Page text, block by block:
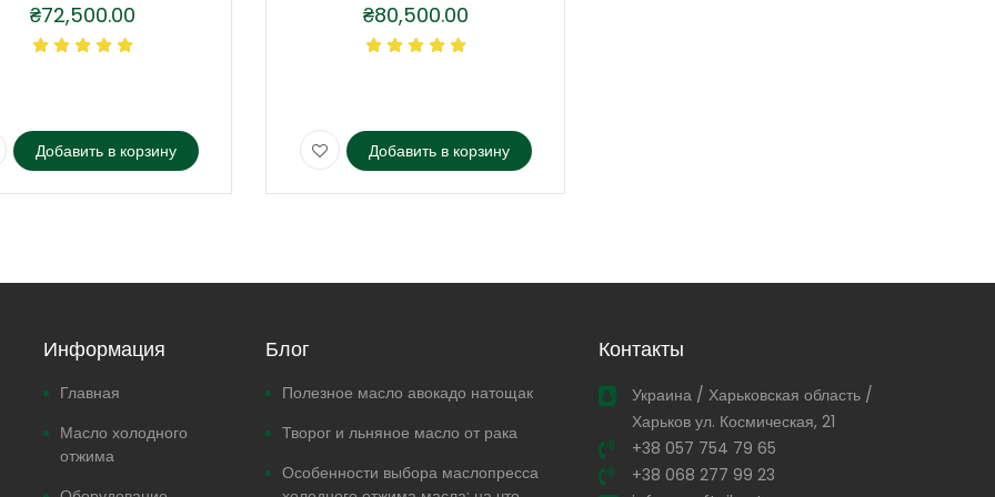
₴72,500.00
Добавить в корзину
₴80,500.00
Добавить в корзину
Информация
Главная
Масло холодного
отжима
Блог
Полезное масло авокадо натощак
Творог и льняное масло от рака
Особенности выбора маслопресса
Контакты
Украина / Харьковская область /
Харьков ул. Космическая, 21
+38 057 754 79 65
+38 068 277 99 23